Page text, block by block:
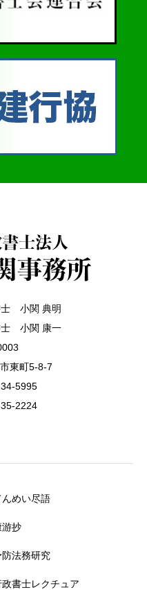
士 小関 典明
小関 康一
東町5-8-7
5995
2224
んめい尽語
游抄
防法務研究
政書士レクチュア